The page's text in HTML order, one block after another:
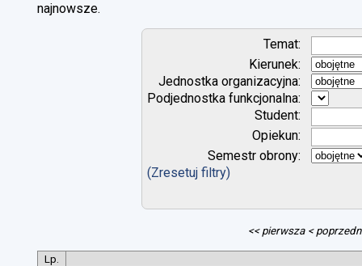
najnowsze.
Temat:
Kierunek:
Jednostka organizacyjna:
Podjednostka funkcjonalna:
Student:
Opiekun:
Semestr obrony:
(Zresetuj filtry)
<< pierwsza <
Lp.